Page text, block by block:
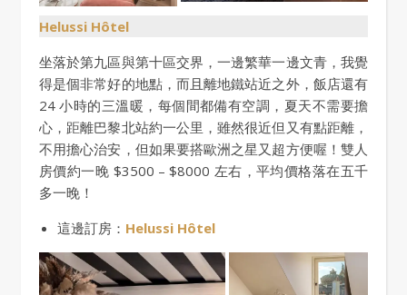
Helussi Hôtel
坐落於第九區與第十區交界，一邊繁華一邊文青，我覺
得是個非常好的地點，而且離地鐵站近之外，飯店還有
24 小時的三溫暖，每個間都備有空調，夏天不需要擔
心，距離巴黎北站約一公里，雖然很近但又有點距離，
不用擔心治安，但如果要搭歐洲之星又超方便喔！雙人
房價約一晚 $3500 – $8000 左右，平均價格落在五千
多一晚！
這邊訂房： Helussi Hôtel